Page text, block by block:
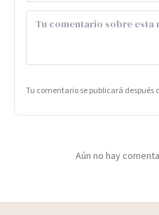
Tu comentario se publicará después
Aún no hay